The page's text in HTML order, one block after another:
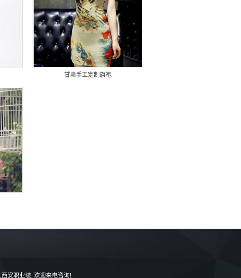
甘肃手工定制旗袍
,西安职业装, 欢迎来电咨询!